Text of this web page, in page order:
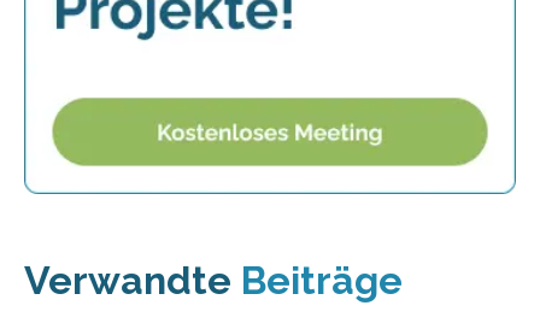
Verwandte Beiträge